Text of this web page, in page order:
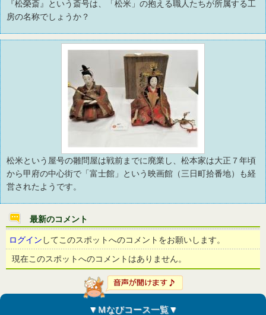
『松榮斎』という斎号は、「松米」の抱える職人たちが所属する工
房の名称でしょうか？
松米という屋号の雛問屋は戦前までに廃業し、松本家は大正７年頃
から甲府の中心街で「富士館」という映画館（三日町拾番地）も経
営されたようです。
最新のコメント
ログイン してこのスポットへのコメントをお願いします。
現在このスポットへのコメントはありません。
▼Ｍなびコース一覧▼